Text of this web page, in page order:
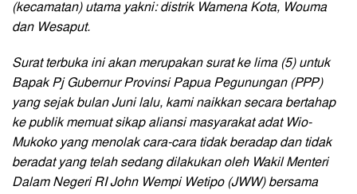
(kecamatan) utama yakni: distrik Wamena Kota, Wouma
dan Wesaput.
Surat terbuka ini akan merupakan surat ke lima (5) untuk
Bapak Pj Gubernur Provinsi Papua Pegunungan (PPP)
yang sejak bulan Juni lalu, kami naikkan secara bertahap
ke publik memuat sikap aliansi masyarakat adat Wio-
Mukoko yang menolak cara-cara tidak beradap dan tidak
beradat yang telah sedang dilakukan oleh Wakil Menteri
Dalam Negeri RI John Wempi Wetipo (JWW) bersama